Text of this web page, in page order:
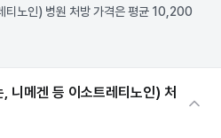
티노인) 병원 처방 가격은 평균 10,200
니메겐 등 이소트레티노인) 처